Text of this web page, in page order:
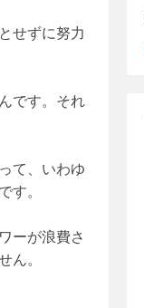
せずに努力
です。それ
て、いわゆ
す。
ーが浪費さ
ん。